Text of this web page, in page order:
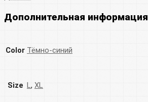
Дополнительная информация
Color Тёмно-синий
Size L, XL